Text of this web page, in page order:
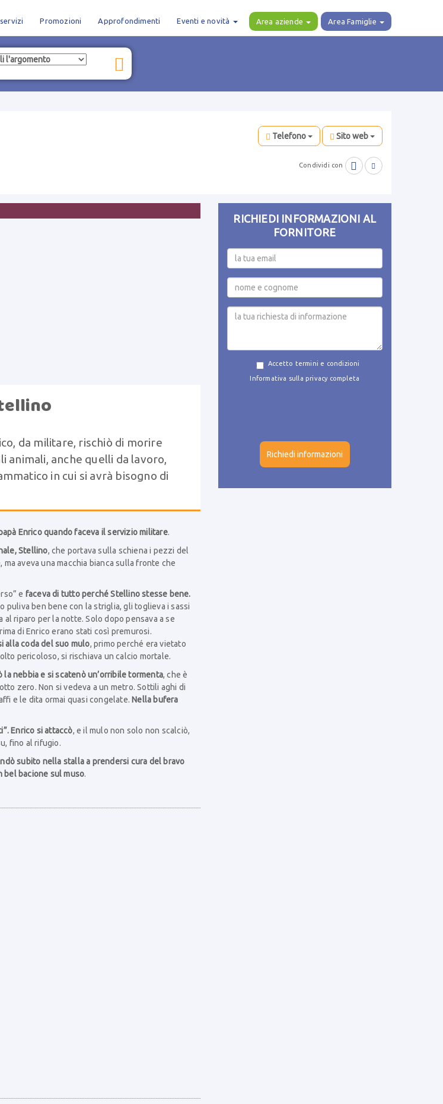
Promozioni Approfondimenti Eventi e novità Area aziende Area Famiglie
Telefono Sito web
Condividi con  
RICHIEDI INFORMAZIONI AL
FORNITORE
Accetto termini e condizioni
Informativa sulla privacy completa
da militare, rischiò di morire
animali, anche quelli da lavoro,
in cui si avrà bisogno di
Enrico quando faceva il servizio militare.
Stellino, che portava sulla schiena i pezzi del
aveva una macchia bianca sulla fronte che
e faceva di tutto perché Stellino stesse bene.
puliva ben bene con la striglia, gli toglieva i sassi
riparo per la notte. Solo dopo pensava a se
di Enrico erano stati così premurosi.
alla coda del suo mulo, primo perché era vietato
pericoloso, si rischiava un calcio mortale.
nebbia e si scatenò un’orribile tormenta, che è
zero. Non si vedeva a un metro. Sottili aghi di
e le dita ormai quasi congelate. Nella bufera
Enrico si attaccò, e il mulo non solo non scalciò,
fino al rifugio.
subito nella stalla a prendersi cura del bravo
bel bacione sul muso.